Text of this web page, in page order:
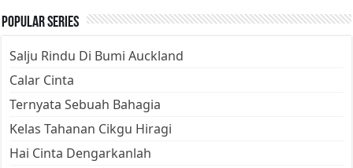
Popular Series
Salju Rindu Di Bumi Auckland
Calar Cinta
Ternyata Sebuah Bahagia
Kelas Tahanan Cikgu Hiragi
Hai Cinta Dengarkanlah